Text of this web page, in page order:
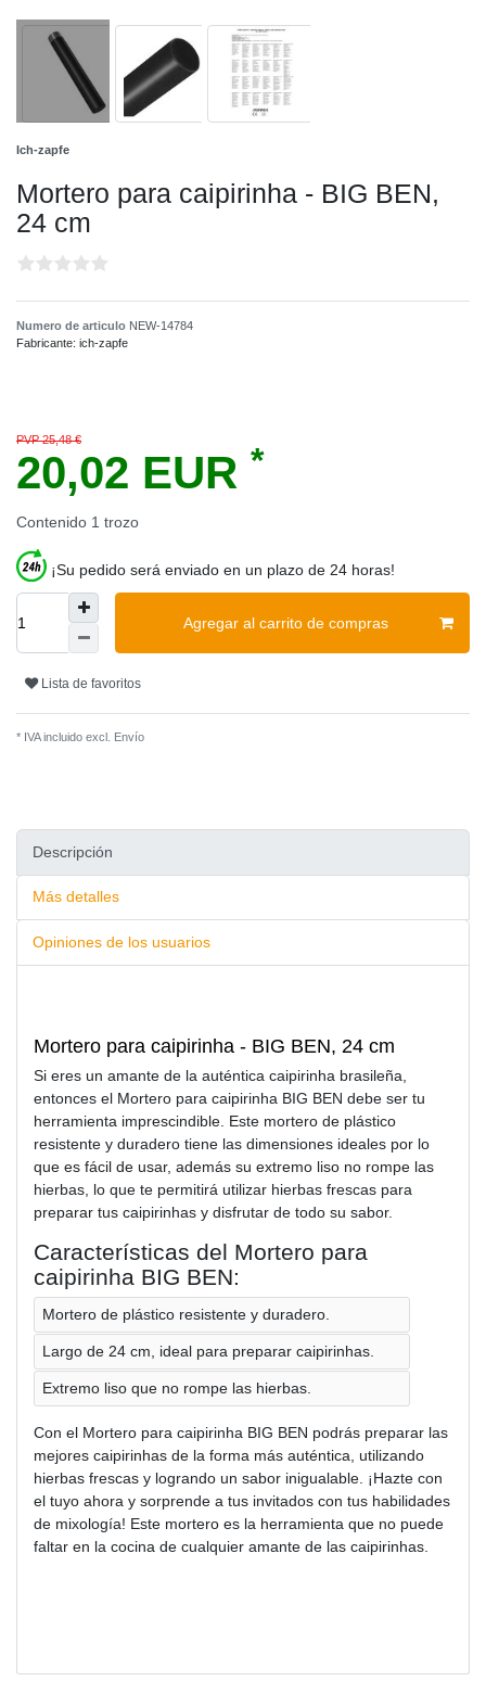
Ich-zapfe
Mortero para caipirinha - BIG BEN,
24 cm
Numero de articulo NEW-14784
Fabricante: ich-zapfe
PVP 25,48 €
20,02 EUR *
Contenido 1 trozo
¡Su pedido será enviado en un plazo de 24 horas!
Agregar al carrito de compras
Lista de favoritos
* IVA incluido excl. Envío
Descripción
Más detalles
Opiniones de los usuarios
Mortero para caipirinha - BIG BEN, 24 cm
Si eres un amante de la auténtica caipirinha brasileña,
entonces el Mortero para caipirinha BIG BEN debe ser tu
herramienta imprescindible. Este mortero de plástico
resistente y duradero tiene las dimensiones ideales por lo
que es fácil de usar, además su extremo liso no rompe las
hierbas, lo que te permitirá utilizar hierbas frescas para
preparar tus caipirinhas y disfrutar de todo su sabor.
Características del Mortero para
caipirinha BIG BEN:
Mortero de plástico resistente y duradero.
Largo de 24 cm, ideal para preparar caipirinhas.
Extremo liso que no rompe las hierbas.
Con el Mortero para caipirinha BIG BEN podrás preparar las
mejores caipirinhas de la forma más auténtica, utilizando
hierbas frescas y logrando un sabor inigualable. ¡Hazte con
el tuyo ahora y sorprende a tus invitados con tus habilidades
de mixología! Este mortero es la herramienta que no puede
faltar en la cocina de cualquier amante de las caipirinhas.